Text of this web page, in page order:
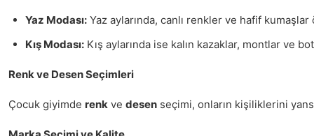
Yaz Modası: Yaz aylarında, canlı renkler ve hafif
Kış Modası: Kış aylarında ise kalın kazaklar, montlar ve
Renk ve Desen Seçimleri
Çocuk giyimde renk ve desen seçimi, onların kişiliklerini